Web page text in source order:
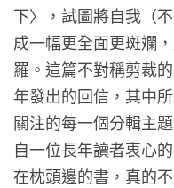
下〉，試圖將自我（
成一幅更全面更斑斕
羅。這篇不對稱剪裁
年發出的回信，其中
關注的每一個分輯主
自一位長年讀者衷心
在枕頭邊的書，真的不